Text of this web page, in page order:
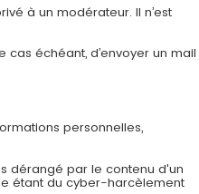
à un modérateur. Il n’est
échéant, d’envoyer un mail
personnelles,
dérangé par le contenu d'un
étant du cyber-harcèlement